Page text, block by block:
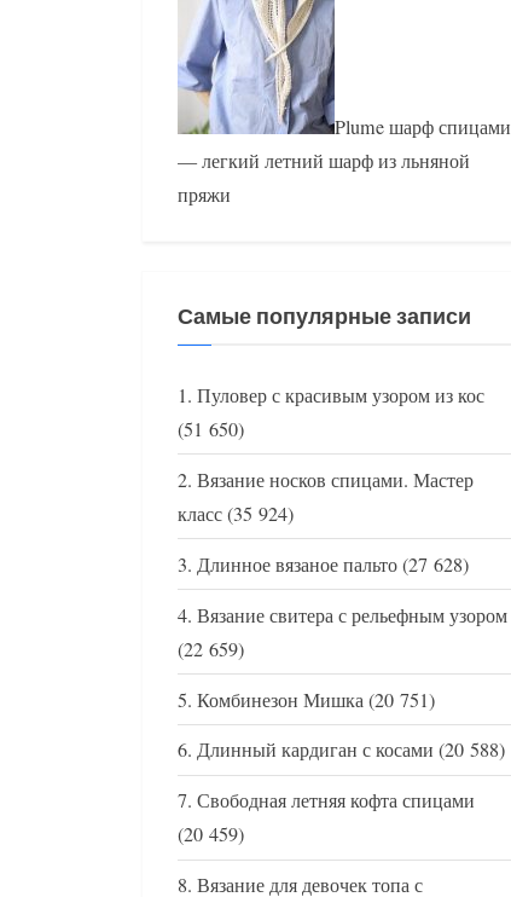
Plume шарф спицами
— легкий летний шарф из льняной
пряжи
Самые популярные записи
Пуловер с красивым узором из кос
(51 650)
Вязание носков спицами. Мастер
класс(35 924)
Длинное вязаное пальто(27 628)
Вязание свитера с рельефным узором
(22 659)
Комбинезон Мишка(20 751)
Длинный кардиган с косами (20 588)
Свободная летняя кофта спицами
(20 459)
Вязание для девочек топа с